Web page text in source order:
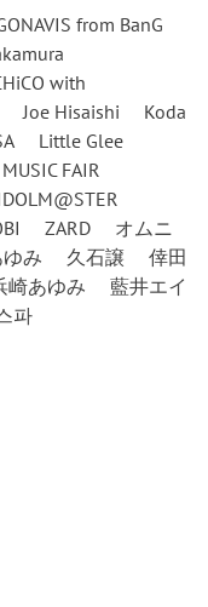
from BanG
with
Joe Hisaishi
Koda
Little Glee
MUSIC FAIR
ZARD
オムニ
み 久石譲
倖田
崎あゆみ
藍井エイ
파